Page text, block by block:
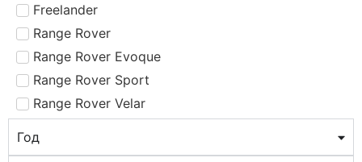
Freelander
Range Rover
Range Rover Evoque
Range Rover Sport
Range Rover Velar
Год